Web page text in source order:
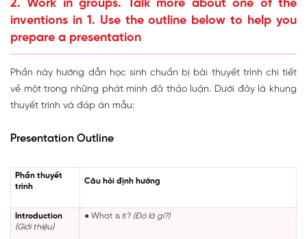
2. Work in groups. Talk more about one of the
inventions in 1. Use the outline below to help you
prepare a presentation
Phần này hướng dẫn học sinh chuẩn bị bài thuyết trình chi tiết
về một trong những phát minh đã thảo luận. Dưới đây là khung
thuyết trình và đáp án mẫu:
Presentation Outline
Phần thuyết
trình
Câu hỏi định hướng
Introduction
(Giới thiệu)
● What is it? (Đó là gì?)